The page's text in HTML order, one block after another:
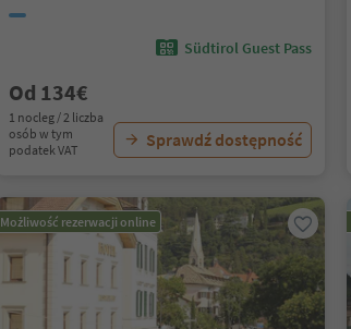
Südtirol Guest Pass
Od 134€
1 nocleg / 2 liczba
osób w tym
podatek VAT
Sprawdź dostępność
Możliwość rezerwacji online